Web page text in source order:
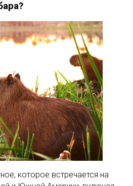
которое встречается на